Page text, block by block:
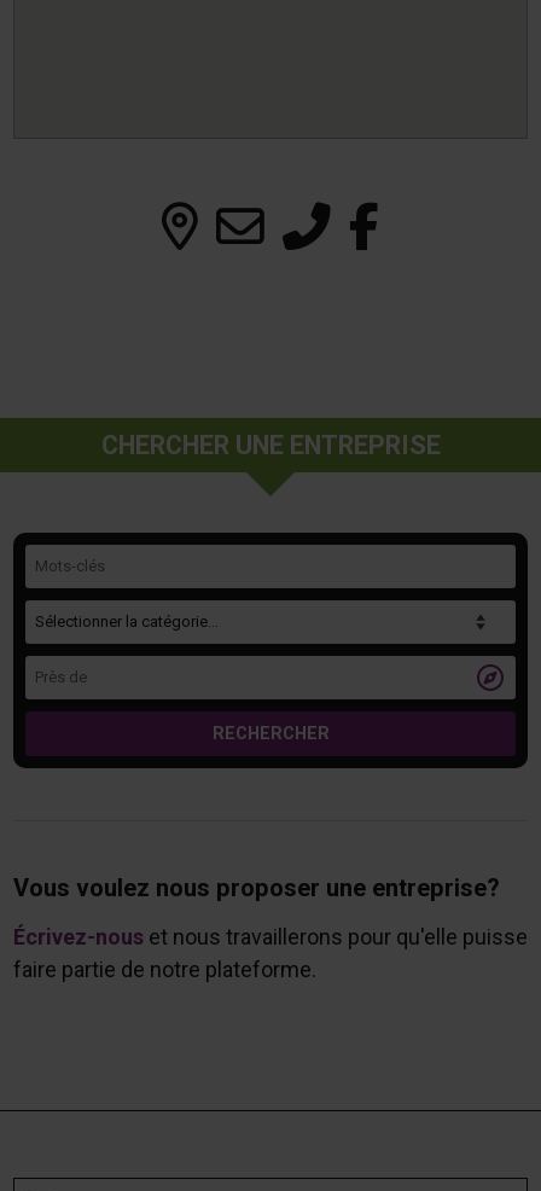
CHERCHER UNE ENTREPRISE

RECHERCHER
Vous voulez nous proposer une entreprise?
Écrivez-nouset nous travaillerons pour qu'elle puisse
faire partie de notre plateforme.